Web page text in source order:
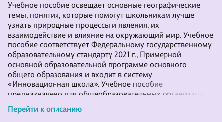
Учебное пособие освещает основные географические
темы, понятия, которые помогут школьникам лучше
узнать природные процессы и явления, их
взаимодействие и влияние на окружающий мир. Учебное
пособие соответствует Федеральному государственному
образовательному стандарту 2021 г., Примерной
основной образовательной программе основного
общего образования и входит в систему
«Инновационная школа». Учебное пособие
предназначено для общеобразовательных организаций.
Перейти к описанию